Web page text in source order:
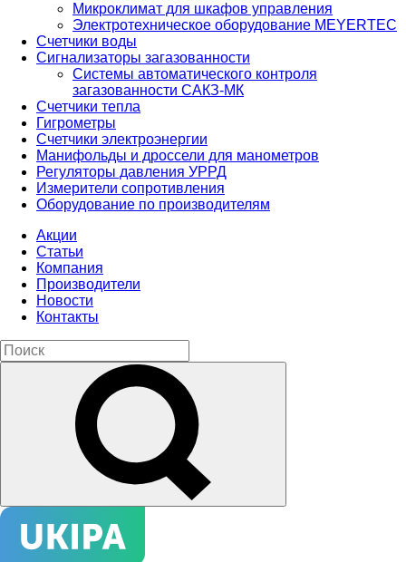
Микроклимат для шкафов управления
Электротехническое оборудование MEYERTEC
Счетчики воды
Сигнализаторы загазованности
Системы автоматического контроля
загазованности САКЗ-МК
Счетчики тепла
Гигрометры
Счетчики электроэнергии
Манифольды и дроссели для манометров
Регуляторы давления УРРД
Измерители сопротивления
Оборудование по производителям
Акции
Статьи
Компания
Производители
Новости
Контакты